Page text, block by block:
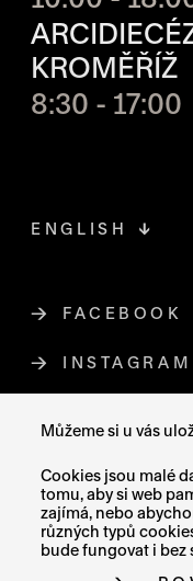
Můžeme si u vás
Cookies jsou malé
tomu, aby si web
zajímá, nebo
různých typů
bude fungovat i bez
KROMĚŘÍŽ
8:30 - 17:00
FACEBOOK
INSTAGRAM
ENGLISH